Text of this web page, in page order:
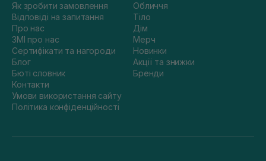
Як зробити замовлення
Відповіді на запитання
Про нас
ЗМІ про нас
Сертифікати та нагороди
Блог
Бюті словник
Контакти
Умови використання сайту
Політика конфіденційності
Обличчя
Тіло
Дім
Мерч
Новинки
Акції та знижки
Бренди